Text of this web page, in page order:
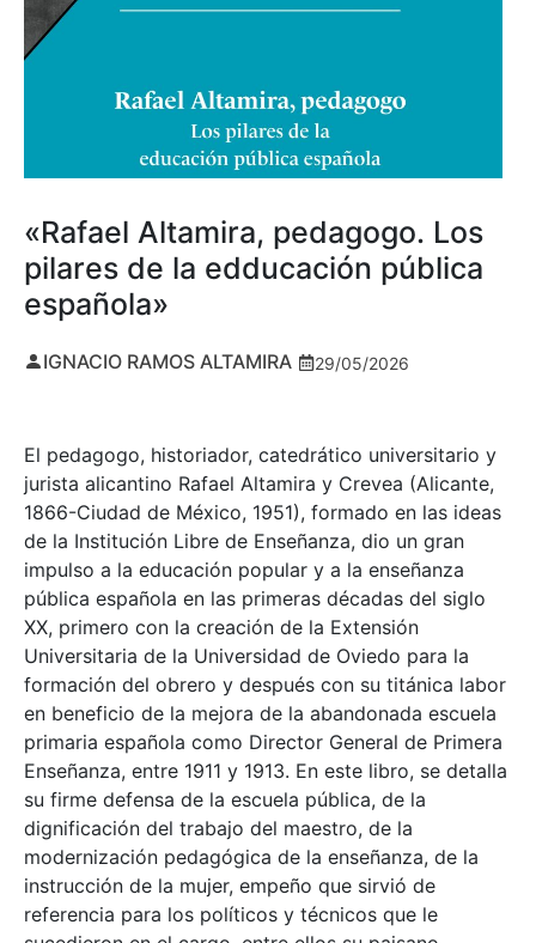
«Rafael Altamira, pedagogo. Los
pilares de la edducación pública
española»
IGNACIO RAMOS ALTAMIRA 29/05/2026
El pedagogo, historiador, catedrático universitario y
jurista alicantino Rafael Altamira y Crevea (Alicante,
1866-Ciudad de México, 1951), formado en las ideas
de la Institución Libre de Enseñanza, dio un gran
impulso a la educación popular y a la enseñanza
pública española en las primeras décadas del siglo
XX, primero con la creación de la Extensión
Universitaria de la Universidad de Oviedo para la
formación del obrero y después con su titánica labor
en beneficio de la mejora de la abandonada escuela
primaria española como Director General de Primera
Enseñanza, entre 1911 y 1913. En este libro, se detalla
su firme defensa de la escuela pública, de la
dignificación del trabajo del maestro, de la
modernización pedagógica de la enseñanza, de la
instrucción de la mujer, empeño que sirvió de
referencia para los políticos y técnicos que le